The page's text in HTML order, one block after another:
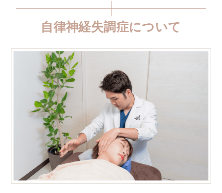
自律神経失調症について